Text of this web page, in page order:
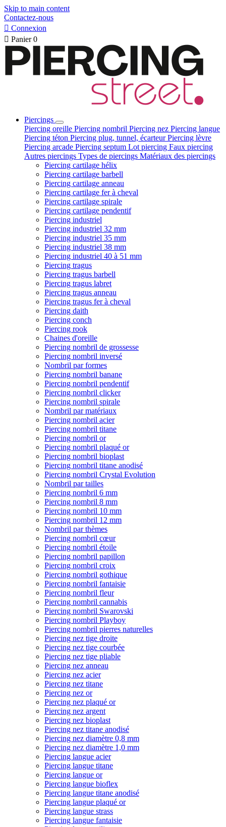
Skip to main content
Contactez-nous
 Connexion
 Panier 0
Piercings
Piercing oreille Piercing nombril Piercing nez Piercing langue
Piercing téton Piercing plug, tunnel, écarteurPiercing lèvre
Piercing arcade Piercing septum Lot piercing Faux piercing
Autres piercings Types de piercings Matériaux des piercings
Piercing cartilage hélix
Piercing cartilage barbell
Piercing cartilage anneau
Piercing cartilage fer à cheval
Piercing cartilage spirale
Piercing cartilage pendentif
Piercing industriel
Piercing industriel 32 mm
Piercing industriel 35 mm
Piercing industriel 38 mm
Piercing industriel 40 à 51 mm
Piercing tragus
Piercing tragus barbell
Piercing tragus labret
Piercing tragus anneau
Piercing tragus fer à cheval
Piercing daith
Piercing conch
Piercing rook
Chaines d'oreille
Piercing nombril de grossesse
Piercing nombril inversé
Nombril par formes
Piercing nombril banane
Piercing nombril pendentif
Piercing nombril clicker
Piercing nombril spirale
Nombril par matériaux
Piercing nombril acier
Piercing nombril titane
Piercing nombril or
Piercing nombril plaqué or
Piercing nombril bioplast
Piercing nombril titane anodisé
Piercing nombril Crystal Evolution
Nombril par tailles
Piercing nombril 6 mm
Piercing nombril 8 mm
Piercing nombril 10 mm
Piercing nombril 12 mm
Nombril par thèmes
Piercing nombril cœur
Piercing nombril étoile
Piercing nombril papillon
Piercing nombril croix
Piercing nombril gothique
Piercing nombril fantaisie
Piercing nombril fleur
Piercing nombril cannabis
Piercing nombril Swarovski
Piercing nombril Playboy
Piercing nombril pierres naturelles
Piercing nez tige droite
Piercing nez tige courbée
Piercing nez tige pliable
Piercing nez anneau
Piercing nez acier
Piercing nez titane
Piercing nez or
Piercing nez plaqué or
Piercing nez argent
Piercing nez bioplast
Piercing nez titane anodisé
Piercing nez diamètre 0,8 mm
Piercing nez diamètre 1,0 mm
Piercing langue acier
Piercing langue titane
Piercing langue or
Piercing langue bioflex
Piercing langue titane anodisé
Piercing langue plaqué or
Piercing langue strass
Piercing langue fantaisie